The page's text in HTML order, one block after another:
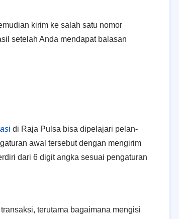
kirim ke salah satu nomor
setelah Anda mendapat balasan
i di Raja Pulsa bisa dipelajari pelan-
awal tersebut dengan mengirim
dari 6 digit angka sesuai pengaturan
terutama bagaimana mengisi